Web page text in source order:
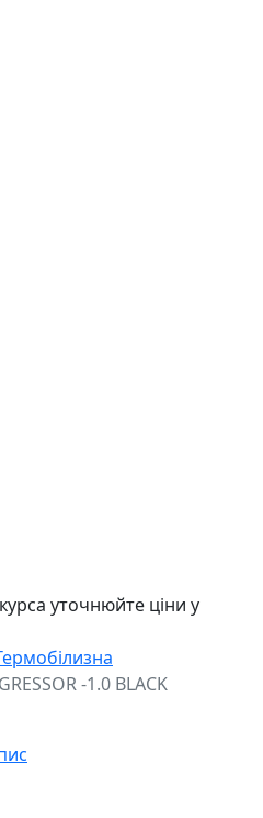
уточнюйте ціни у
-1.0 BLACK